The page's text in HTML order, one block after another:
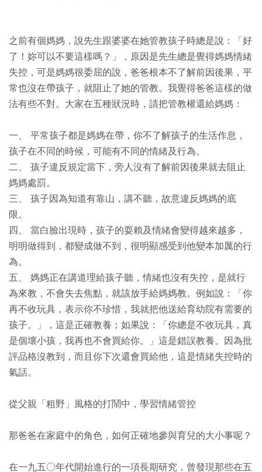
之前有個媽媽，說先生跟婆婆在她管教孩子時總是說：「好
了！妳可以不要這樣嗎？」，原因是先生總是覺得媽媽情緒
失控，可是媽媽很委屈的說，爸爸根本不了解前因後果，平
常也沒在帶孩子，就阻止了她的管教。我覺得爸爸這樣的做
法有些不對。大家在五種狀況時，請把管教權還給媽媽：
一、 平常孩子都是媽媽在帶，你不了解孩子的生活作息，
孩子在不同的時候，可能有不同的情緒及行為。
二、 孩子違反規定當下，旁人沒有了解前因後果就去阻止
媽媽處罰。
三、 孩子因為知道有靠山，講不聽，故意違反媽媽的底
限。
四、 當白臉出現時，孩子的耍賴及情緒會變得越來越多，
明明做得到，都變成做不到，很明顯感受到他變本加厲的行
為。
五、 媽媽正在講道理給孩子聽，情緒也沒有失控，是就行
為來教，不會失去焦點，就該放手給媽媽教。例如說：「你
再不收玩具，表示你不珍惜，我就把他送給育幼院有需要的
孩子。」，這是正確教養；如果說：「你總是不收玩具，真
是個壞小孩，我再也不會買給你。」這是錯誤教養。因為批
評品格沒教到，而且你下次還會買給他，這是情緒失控時的
氣話。
從父親「粗野」風格的打鬧中，學習情緒管控
那爸爸在家庭中的角色，如何正確地參與育兒的大小事呢？
在一九五○年代開始進行的一項長期研究，曾發現那些在五